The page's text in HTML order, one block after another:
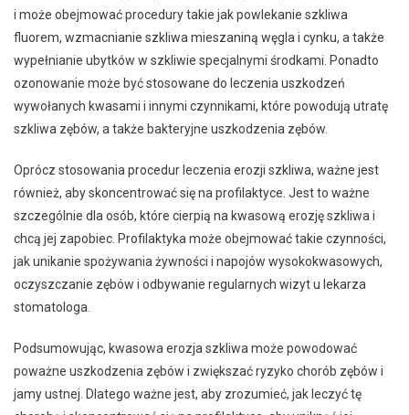
i może obejmować procedury takie jak powlekanie szkliwa
fluorem, wzmacnianie szkliwa mieszaniną węgla i cynku, a także
wypełnianie ubytków w szkliwie specjalnymi środkami. Ponadto
ozonowanie może być stosowane do leczenia uszkodzeń
wywołanych kwasami i innymi czynnikami, które powodują utratę
szkliwa zębów, a także bakteryjne uszkodzenia zębów.
Oprócz stosowania procedur leczenia erozji szkliwa, ważne jest
również, aby skoncentrować się na profilaktyce. Jest to ważne
szczególnie dla osób, które cierpią na kwasową erozję szkliwa i
chcą jej zapobiec. Profilaktyka może obejmować takie czynności,
jak unikanie spożywania żywności i napojów wysokokwasowych,
oczyszczanie zębów i odbywanie regularnych wizyt u lekarza
stomatologa.
Podsumowując, kwasowa erozja szkliwa może powodować
poważne uszkodzenia zębów i zwiększać ryzyko chorób zębów i
jamy ustnej. Dlatego ważne jest, aby zrozumieć, jak leczyć tę